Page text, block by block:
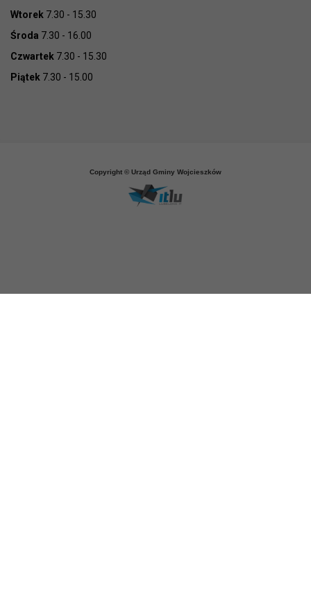
Wtorek 7.30 - 15.30
Środa 7.30 - 16.00
Czwartek 7.30 - 15.30
Piątek 7.30 - 15.00
Copyright © Urząd Gminy Wojcieszków